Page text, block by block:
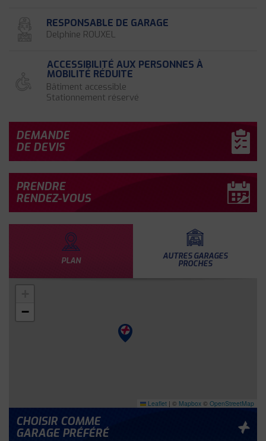
RESPONSABLE DE GARAGE
Delphine ROUXEL
ACCESSIBILITÉ AUX PERSONNES À
MOBILITÉ RÉDUITE
Bâtiment accessible
Stationnement réservé
PLAN AUTRES GARAGES
PROCHES
−
Leaflet | © Mapbox © OpenStreetMap
CHOISIR COMME
GARAGE PRÉFÉRÉ
DEMANDE
DE DEVIS
PRENDRE
RENDEZ-VOUS